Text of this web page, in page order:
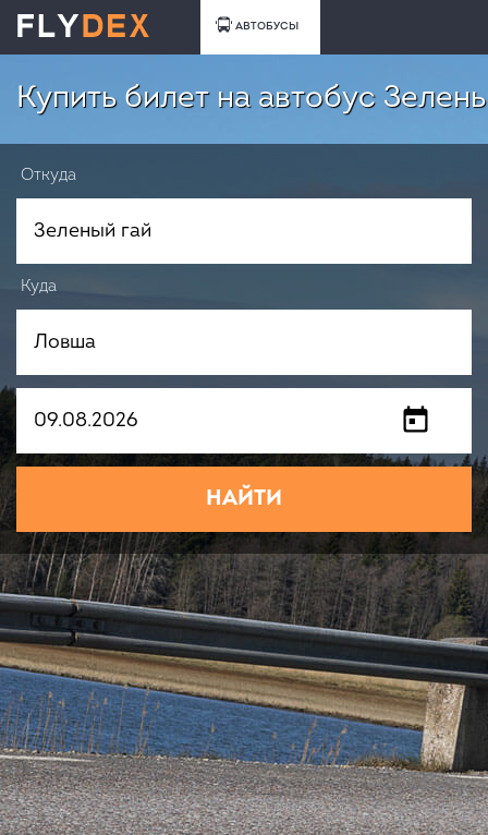
АВТОБУСЫ
Купить билет на автобус
Откуда
Куда
НАЙТИ